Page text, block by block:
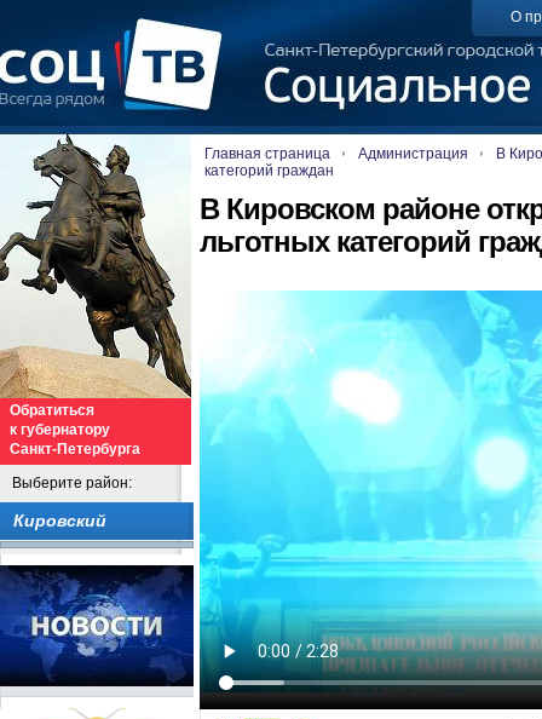
О
Обратиться
к губернатору
Санкт-Петербурга
Выберите район:
Кировский
Главная страница Администрация
В
категорий граждан
В Кировском районе
льготных категорий